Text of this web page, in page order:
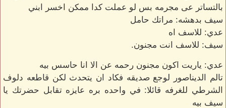
بالتساتر عى مجرمه بس لو عملت كدا ممكن اخسر ابني
سيف بدهشه: مراتك حامل
عدي: للاسف اه
سيف: للاسف انت مجنون.
عدي: ياريت اكون مجنون رحمه عن الا انا حاسس بيه
تالم الديناصور لوجع صديقه فكاد ان يتحدث لكن قاطعه دلوف
الشرطي للغرفه قائلا: في واحده بره عايزه تقابل حضرتك يا
سيف بيه